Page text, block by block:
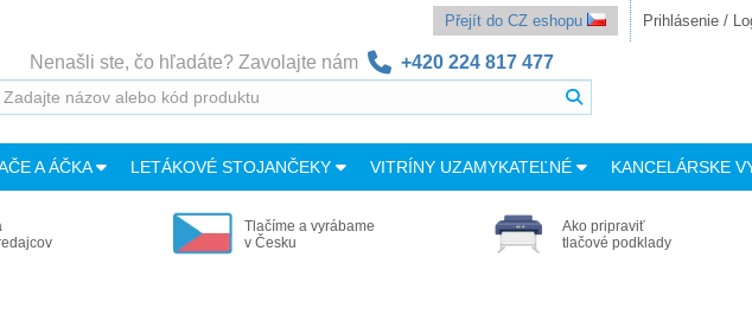
Přejít do CZ eshopu Prihlásenie /
Nenašli ste, čo hľadáte? Zavolajte nám +420 224 817 477
A ÁČKA LETÁKOVÉ STOJANČEKY VITRÍNY UZAMYKATEĽNÉ KANCELÁRSKE
Tlačíme a vyrábame
v Česku
Ako pripraviť
tlačové podklady